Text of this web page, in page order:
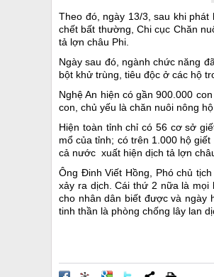
Theo đó, ngày 13/3, sau khi
chết bất thường, Chi cục Chăn
tả lợn châu Phi.
Ngày sau đó, ngành chức năng
bột khử trùng, tiêu độc ở các hộ
Nghệ An hiện có gần 900.000
con, chủ yếu là chăn nuôi nông
Hiện toàn tỉnh chỉ có 56 cơ sở
mổ của tỉnh; có trên 1.000 hộ
cả nước xuất hiện dịch tả lợn
Ông Đinh Viết Hồng, Phó chủ
xảy ra dịch. Cái thứ 2 nữa là mọi
cho nhân dân biết được và ngày
tinh thần là phòng chống lây lan